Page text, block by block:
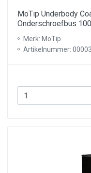
MoTip Underbody
Onderschroefbus
Merk: MoTip
Artikelnummer: